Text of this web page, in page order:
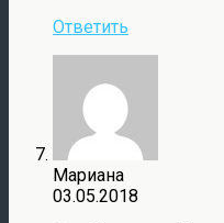
Ответить
Мариана
03.05.2018